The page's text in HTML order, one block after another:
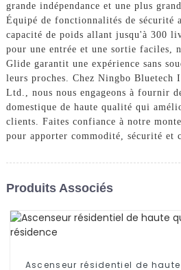
grande indépendance et une plus
Équipé de fonctionnalités de sécurité
capacité de poids allant jusqu'à 300
pour une entrée et une sortie faciles,
Glide garantit une expérience sans
leurs proches. Chez Ningbo
Ltd., nous nous engageons à fournir
domestique de haute qualité qui
clients. Faites confiance à notre
pour apporter commodité, sécurité et
Produits Associés
Ascenseur résidentiel de